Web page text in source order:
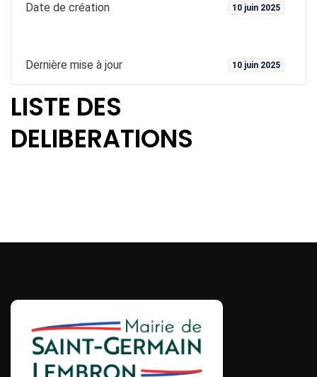
Date de création 10 juin 2025
Dernière mise à jour 10 juin 2025
LISTE DES
DELIBERATIONS